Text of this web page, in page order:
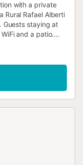
with a private
Rural Rafael Alberti
Guests staying at
and a patio....